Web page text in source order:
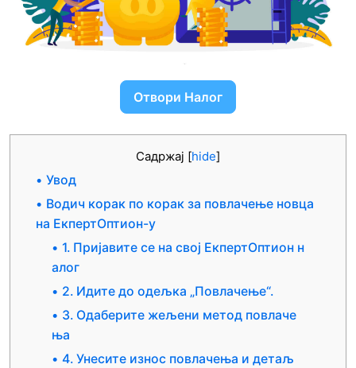
Отвори Налог
Садржај [hide]
Увод
Водич корак по корак за повлачење новца
на ЕкпертОптион-у
1. Пријавите се на свој ЕкпертОптион н
алог
2. Идите до одељка „Повлачење“.
3. Одаберите жељени метод повлаче
ња
4. Унесите износ повлачења и детаљ